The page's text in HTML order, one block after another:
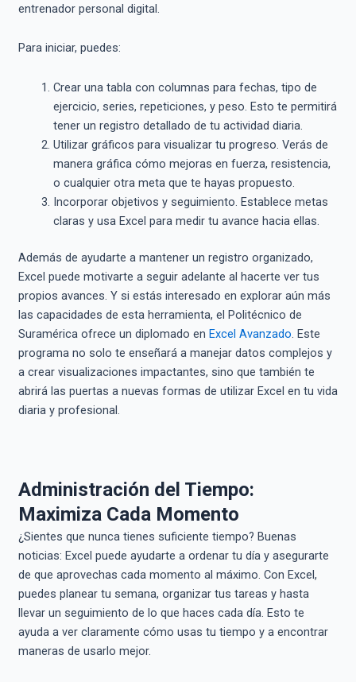
entrenador personal digital.
Para iniciar, puedes:
Crear una tabla con columnas para fechas, tipo de
ejercicio, series, repeticiones, y peso. Esto te permitirá
tener un registro detallado de tu actividad diaria.
Utilizar gráficos para visualizar tu progreso. Verás de
manera gráfica cómo mejoras en fuerza, resistencia,
o cualquier otra meta que te hayas propuesto.
Incorporar objetivos y seguimiento. Establece metas
claras y usa Excel para medir tu avance hacia ellas.
Además de ayudarte a mantener un registro organizado,
Excel puede motivarte a seguir adelante al hacerte ver tus
propios avances. Y si estás interesado en explorar aún más
las capacidades de esta herramienta, el Politécnico de
Suramérica ofrece un diplomado en Excel Avanzado. Este
programa no solo te enseñará a manejar datos complejos y
a crear visualizaciones impactantes, sino que también te
abrirá las puertas a nuevas formas de utilizar Excel en tu vida
diaria y profesional.
Administración del Tiempo:
Maximiza Cada Momento
¿Sientes que nunca tienes suficiente tiempo? Buenas
noticias: Excel puede ayudarte a ordenar tu día y asegurarte
de que aprovechas cada momento al máximo. Con Excel,
puedes planear tu semana, organizar tus tareas y hasta
llevar un seguimiento de lo que haces cada día. Esto te
ayuda a ver claramente cómo usas tu tiempo y a encontrar
maneras de usarlo mejor.